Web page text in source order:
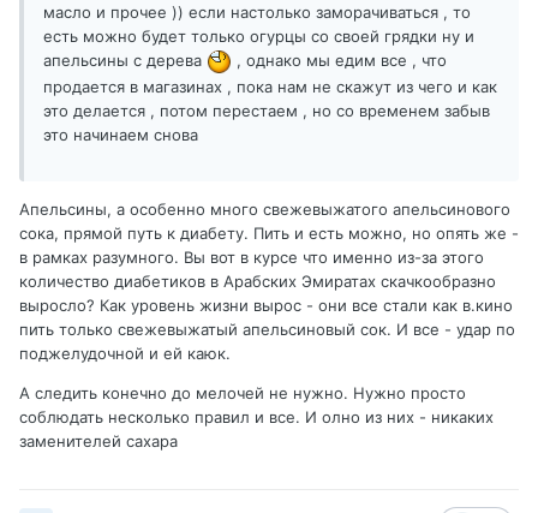
масло и прочее )) если настолько заморачиваться , то
есть можно будет только огурцы со своей грядки ну и
апельсины с дерева
, однако мы едим все , что
продается в магазинах , пока нам не скажут из чего и как
это делается , потом перестаем , но со временем забыв
это начинаем снова
Апельсины, а особенно много свежевыжатого апельсинового
сока, прямой путь к диабету. Пить и есть можно, но опять же -
в рамках разумного. Вы вот в курсе что именно из-за этого
количество диабетиков в Арабских Эмиратах скачкообразно
выросло? Как уровень жизни вырос - они все стали как в.кино
пить только свежевыжатый апельсиновый сок. И все - удар по
поджелудочной и ей каюк.
А следить конечно до мелочей не нужно. Нужно просто
соблюдать несколько правил и все. И олно из них - никаких
заменителей сахара